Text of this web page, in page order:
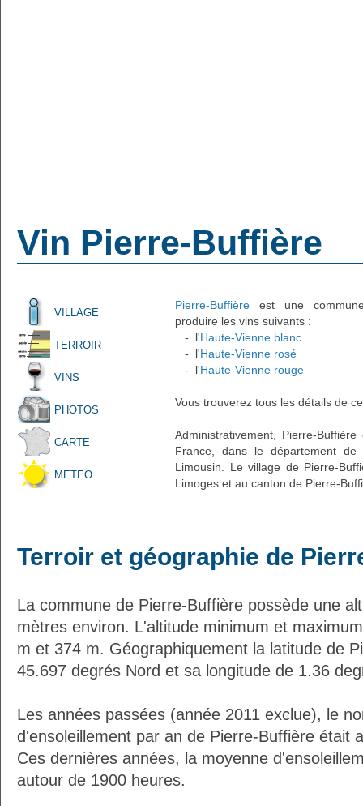
Vin Pierre-Buffière
VILLAGE
TERROIR
VINS
PHOTOS
CARTE
METEO
Pierre-Buffière est une
produire les vins suivants :
- l'Haute-Vienne blanc
- l'Haute-Vienne rosé
- l'Haute-Vienne rouge
Vous trouverez tous les détails de
Administrativement, Pierre-
France, dans le département
Limousin. Le village de Pierre-
Limoges et au canton de Pierre-
Terroir et géographie de
La commune de Pierre-Buffière possède une
mètres environ. L'altitude minimum et
m et 374 m. Géographiquement la latitude de
45.697 degrés Nord et sa longitude de 1.36
Les années passées (année 2011 exclue), le
d'ensoleillement par an de Pierre-Buffière était
Ces dernières années, la moyenne
autour de 1900 heures.